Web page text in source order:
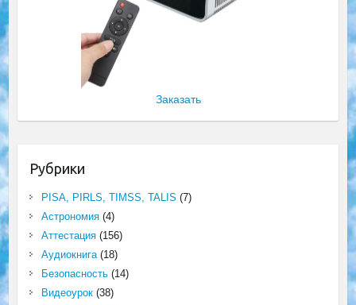
Заказать
Рубрики
PISA, PIRLS, TIMSS, TALIS (7)
Астрономия(4)
Аттестация(156)
Аудиокнига(18)
Безопасность(14)
Видеоурок(38)